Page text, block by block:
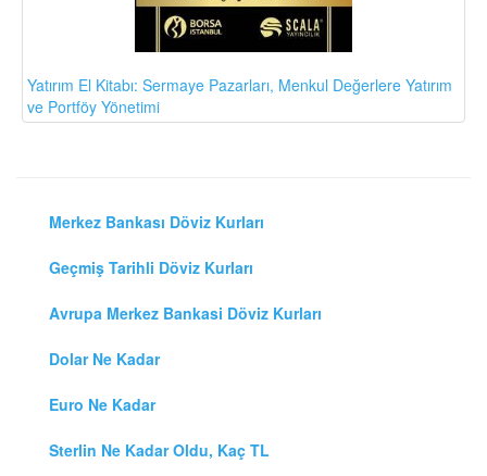
Yatırım El Kitabı: Sermaye Pazarları, Menkul Değerlere Yatırım
ve Portföy Yönetimi
Merkez Bankası Döviz Kurları
Geçmiş Tarihli Döviz Kurları
Avrupa Merkez Bankasi Döviz Kurları
Dolar Ne Kadar
Euro Ne Kadar
Sterlin Ne Kadar Oldu, Kaç TL